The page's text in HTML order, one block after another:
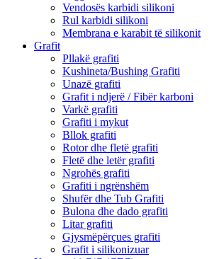
Vendosës karbidi silikoni
Rul karbidi silikoni
Membrana e karabit të silikonit
Grafit
Pllakë grafiti
Kushineta/Bushing Grafiti
Unazë grafiti
Grafit i ndjerë / Fibër karboni
Varkë grafiti
Grafiti i mykut
Bllok grafiti
Rotor dhe fletë grafiti
Fletë dhe letër grafiti
Ngrohës grafiti
Grafiti i ngrënshëm
Shufër dhe Tub Grafiti
Bulona dhe dado grafiti
Litar grafiti
Gjysmëpërçues grafiti
Grafit i silikonizuar